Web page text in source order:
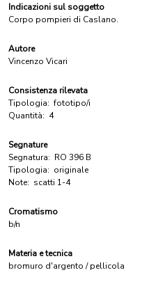
Indicazioni sul soggetto
Corpo pompieri di Caslano.
Autore
Vincenzo Vicari
Consistenza rilevata
Tipologia: fototipo/i
Quantità: 4
Segnature
Segnatura: RO 396 B
Tipologia: originale
Note: scatti 1-4
Cromatismo
b/n
Materia e tecnica
bromuro d'argento / pellicola